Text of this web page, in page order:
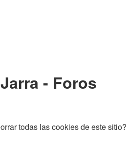
- Foros
todas las cookies de este sitio?